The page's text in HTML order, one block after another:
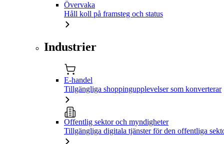
Övervaka
Håll koll på framsteg och status
Industrier
E-handel
Tillgängliga shoppingupplevelser som konverterar
Offentlig sektor och myndigheter
Tillgängliga digitala tjänster för den offentliga